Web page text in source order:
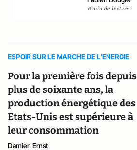
6 min de lecture
ESPOIR SUR LE MARCHE DE L'ENERGIE
Pour la première fois depuis
plus de soixante ans, la
production énergétique des
Etats-Unis est supérieure à
leur consommation
Damien Ernst